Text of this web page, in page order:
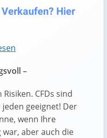
Hier
–
CFDs sind
geeignet! Der
wenn Ihre
aber auch die